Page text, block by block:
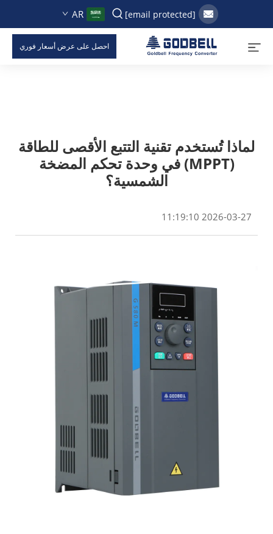
[email protected]
AR
احصل على عرض أسعار فوري
لماذا تُستخدم تقنية التتبع الأقصى للطاقة
(MPPT) في وحدة تحكم المضخة
الشمسية؟
2026-03-27 11:19:10